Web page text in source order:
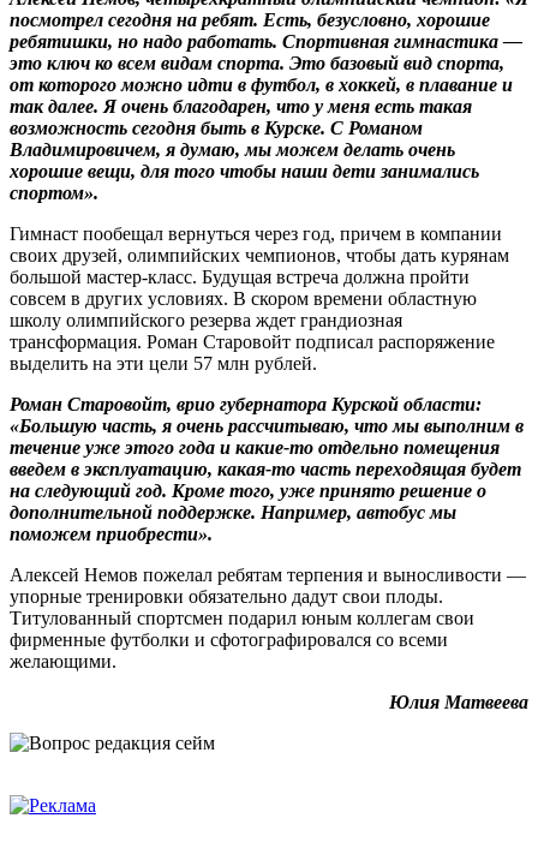
посмотрел сегодня на ребят. Есть, безусловно, хорошие
ребятишки, но надо работать. Спортивная гимнастика —
это ключ ко всем видам спорта. Это базовый вид спорта,
от которого можно идти в футбол, в хоккей, в плавание и
так далее. Я очень благодарен, что у меня есть такая
возможность сегодня быть в Курске. С Романом
Владимировичем, я думаю, мы можем делать очень
хорошие вещи, для того чтобы наши дети занимались
спортом».
Гимнаст пообещал вернуться через год, причем в компании
своих друзей, олимпийских чемпионов, чтобы дать курянам
большой мастер-класс. Будущая встреча должна пройти
совсем в других условиях. В скором времени областную
школу олимпийского резерва ждет грандиозная
трансформация. Роман Старовойт подписал распоряжение
выделить на эти цели 57 млн рублей.
Роман Старовойт, врио губернатора Курской области:
«Большую часть, я очень рассчитываю, что мы выполним в
течение уже этого года и какие-то отдельно помещения
введем в эксплуатацию, какая-то часть переходящая будет
на следующий год. Кроме того, уже принято решение о
дополнительной поддержке. Например, автобус мы
поможем приобрести».
Алексей Немов пожелал ребятам терпения и выносливости —
упорные тренировки обязательно дадут свои плоды.
Титулованный спортсмен подарил юным коллегам свои
фирменные футболки и сфотографировался со всеми
желающими.
Юлия Матвеева